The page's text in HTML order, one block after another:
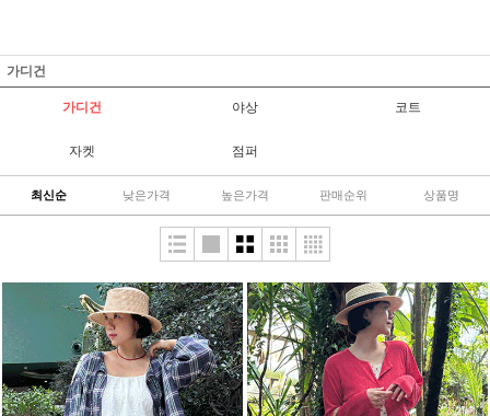
가디건
가디건 야상 코트
자켓 점퍼
최신순 낮은가격 높은가격 판매순위 상품명